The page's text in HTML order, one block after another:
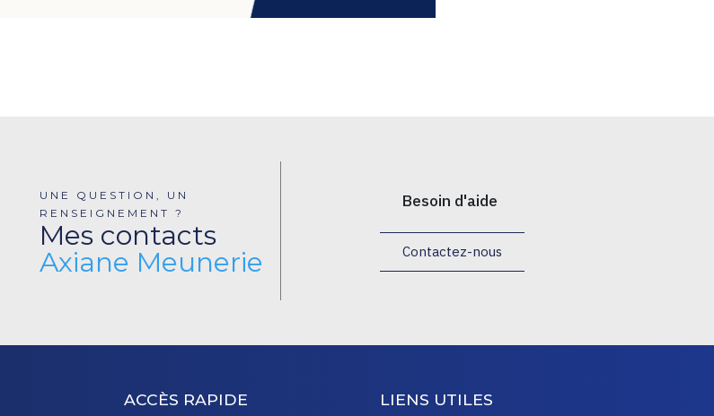
UNE QUESTION, UN
RENSEIGNEMENT ?
Mes contacts
Axiane Meunerie
Besoin d'aide
Contactez-nous
ACCÈS RAPIDE LIENS UTILES